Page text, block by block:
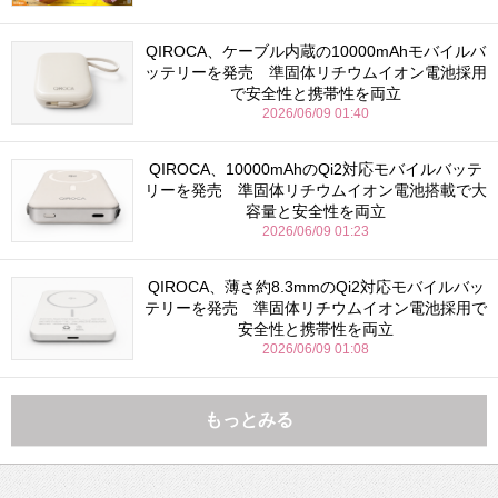
QIROCA、ケーブル内蔵の10000mAhモバイルバ
ッテリーを発売 準固体リチウムイオン電池採用
で安全性と携帯性を両立
2026/06/09 01:40
QIROCA、10000mAhのQi2対応モバイルバッテ
リーを発売 準固体リチウムイオン電池搭載で大
容量と安全性を両立
2026/06/09 01:23
QIROCA、薄さ約8.3mmのQi2対応モバイルバッ
テリーを発売 準固体リチウムイオン電池採用で
安全性と携帯性を両立
2026/06/09 01:08
もっとみる